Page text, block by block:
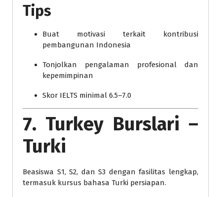
Tips
Buat motivasi terkait kontribusi
pembangunan Indonesia
Tonjolkan pengalaman profesional dan
kepemimpinan
Skor IELTS minimal 6.5–7.0
7. Turkey Burslari –
Turki
Beasiswa S1, S2, dan S3 dengan fasilitas lengkap,
termasuk kursus bahasa Turki persiapan.